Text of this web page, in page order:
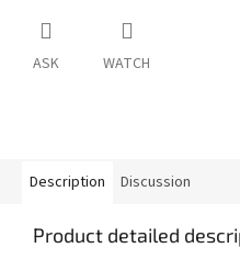
ASK WATCH
Description Discussion
Product detailed